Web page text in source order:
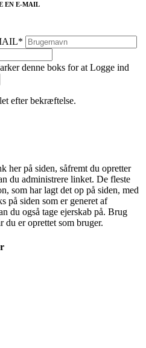
EN E-MAIL
*
denne boks for at Logge ind
efter bekræftelse.
her på siden, såfremt du opretter
du administrere linket. De fleste
som har lagt det op på siden, med
på siden som er generet af
du også tage ejerskab på. Brug
du er oprettet som bruger.